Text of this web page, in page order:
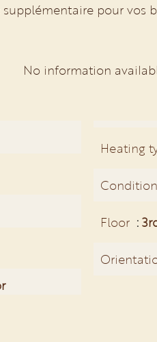
pour vos
No information
Heating
Condition
Floor